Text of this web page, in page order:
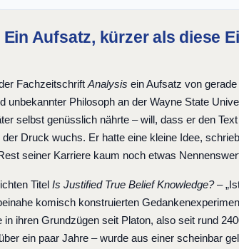
Aufsatz, kürzer als diese
Fachzeitschrift Analysis ein Aufsatz von
unbekannter Philosoph an der Wayne State
selbst genüsslich nährte – will, dass er den
Druck wuchs. Er hatte eine kleine Idee,
seiner Karriere kaum noch etwas
Titel Is Justified True Belief Knowledge?–
komisch konstruierten
in ihren Grundzügen seit Platon, also seit rund
ein paar Jahre – wurde aus einer scheinbar